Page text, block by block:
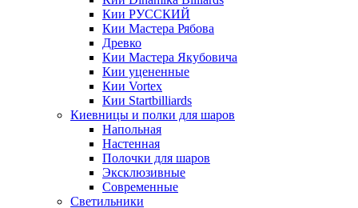
Кии РУССКИЙ
Кии Мастера Рябова
Древко
Кии Мастера Якубовича
Кии уцененные
Кии Vortex
Кии Startbilliards
Киевницы и полки для шаров
Напольная
Настенная
Полочки для шаров
Эксклюзивные
Современные
Светильники